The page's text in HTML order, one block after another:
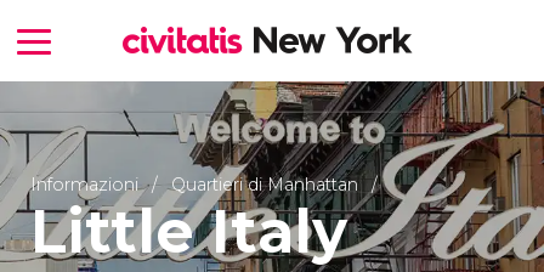
Informazioni Quartieri di Manhattan
Little Italy